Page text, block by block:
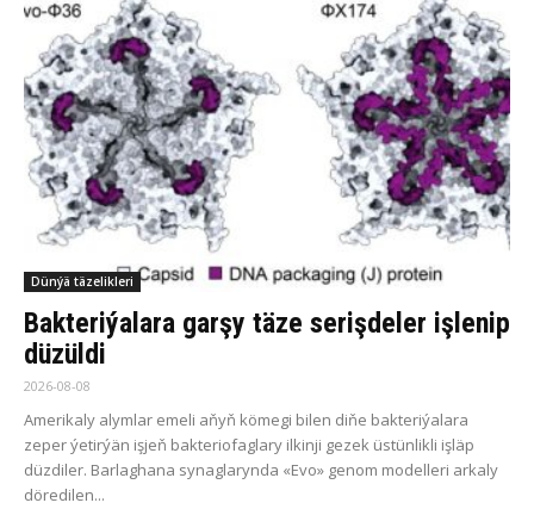
Dünýä täzelikleri
Bakteriýalara garşy täze serişdeler işlenip
düzüldi
2026-08-08
Amerikaly alymlar emeli aňyň kömegi bilen diňe bakteriýalara
zeper ýetirýän işjeň bakteriofaglary ilkinji gezek üstünlikli işläp
düzdiler. Barlaghana synaglarynda «Evo» genom modelleri arkaly
döredilen...